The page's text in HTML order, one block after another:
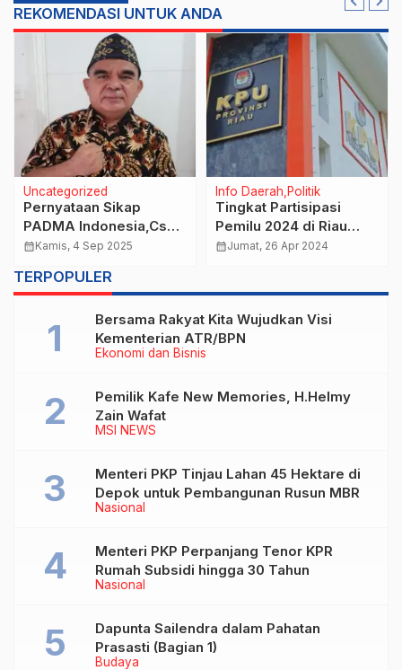
REKOMENDASI UNTUK ANDA
Uncategorized
Pernyataan Sikap
PADMA Indonesia,Cs
Terkit Aksi Demo
calendar_monthKamis, 4 Sep 2025
Info Daerah Politik
Tingkat Partisipasi
Pemilu 2024 di Riau
Menurun, Ini Kata
calendar_monthJumat, 26 Apr 2024
TERPOPULER
Ekonomi dan Bisnis
Bersama Rakyat Kita Wujudkan Visi
Kementerian ATR/BPN
MSI NEWS
Pemilik Kafe New Memories, H.Helmy
Zain Wafat
Nasional
Menteri PKP Tinjau Lahan 45 Hektare di
Depok untuk Pembangunan Rusun MBR
Nasional
Menteri PKP Perpanjang Tenor KPR
Rumah Subsidi hingga 30 Tahun
Budaya
Dapunta Sailendra dalam Pahatan
Prasasti (Bagian 1)